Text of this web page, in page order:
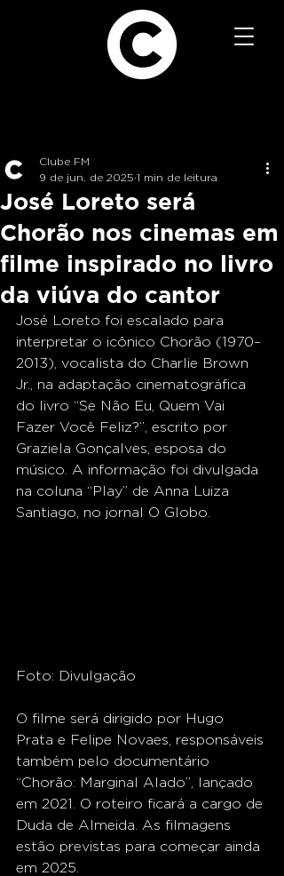
José Loreto será
Chorão nos cinemas em
filme inspirado no livro
da viúva do cantor
Clube FM
9 de jun. de 2025 1 min de leitura
José Loreto foi escalado para
interpretar o icônico Chorão (1970–
2013), vocalista do Charlie Brown
Jr., na adaptação cinematográfica
do livro “Se Não Eu, Quem Vai
Fazer Você Feliz?”, escrito por
Graziela Gonçalves, esposa do
músico. A informação foi divulgada
na coluna “Play” de Anna Luiza
Santiago, no jornal O Globo.
Foto: Divulgação
O filme será dirigido por Hugo
Prata e Felipe Novaes, responsáveis
também pelo documentário
“Chorão: Marginal Alado”, lançado
em 2021. O roteiro ficará a cargo de
Duda de Almeida. As filmagens
estão previstas para começar ainda
em 2025.